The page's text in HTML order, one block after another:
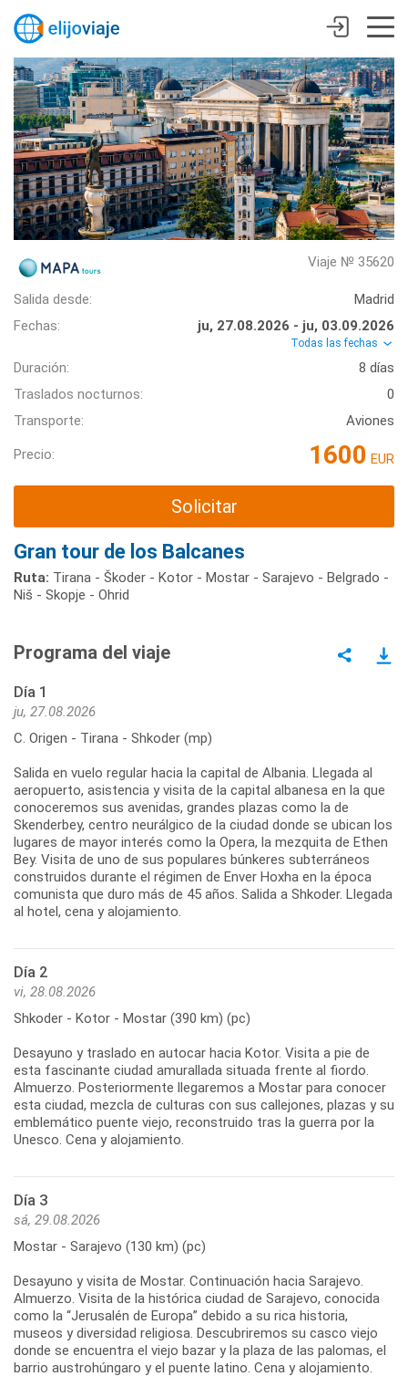
Viaje № 35620
Salida desde:
Madrid
Fechas:
ju, 27.08.2026 - ju, 03.09.2026
Todas las fechas
Duración:
8 días
Traslados nocturnos:
0
Transporte:
Aviones
Precio: 1600 EUR
Solicitar
Gran tour de los Balcanes
Ruta: Tirana - Škoder - Kotor - Mostar - Sarajevo - Belgrado -
Niš - Skopje - Ohrid
Programa del viaje
Día 1
ju, 27.08.2026
C. Origen - Tirana - Shkoder (mp)
Salida en vuelo regular hacia la capital de Albania. Llegada al
aeropuerto, asistencia y visita de la capital albanesa en la que
conoceremos sus avenidas, grandes plazas como la de
Skenderbey, centro neurálgico de la ciudad donde se ubican los
lugares de mayor interés como la Opera, la mezquita de Ethen
Bey. Visita de uno de sus populares búnkeres subterráneos
construidos durante el régimen de Enver Hoxha en la época
comunista que duro más de 45 años. Salida a Shkoder. Llegada
Día 2
vi, 28.08.2026
Shkoder - Kotor - Mostar (390 km) (pc)
Desayuno y traslado en autocar hacia Kotor. Visita a pie de
esta fascinante ciudad amurallada situada frente al fiordo.
Almuerzo. Posteriormente llegaremos a Mostar para conocer
esta ciudad, mezcla de culturas con sus callejones, plazas y su
emblemático puente viejo, reconstruido tras la guerra por la
Día 3
sá, 29.08.2026
Mostar - Sarajevo (130 km) (pc)
Desayuno y visita de Mostar. Continuación hacia Sarajevo.
Almuerzo. Visita de la histórica ciudad de Sarajevo, conocida
como la “Jerusalén de Europa” debido a su rica historia,
museos y diversidad religiosa. Descubriremos su casco viejo
donde se encuentra el viejo bazar y la plaza de las palomas, el